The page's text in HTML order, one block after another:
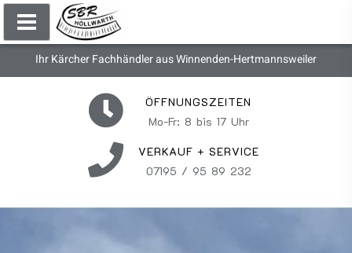
Ihr Kärcher Fachhändler aus Winnenden-Hertmannsweiler
ÖFFNUNGSZEITEN
Mo-Fr: 8 bis 17 Uhr
VERKAUF + SERVICE
07195 / 95 89 232